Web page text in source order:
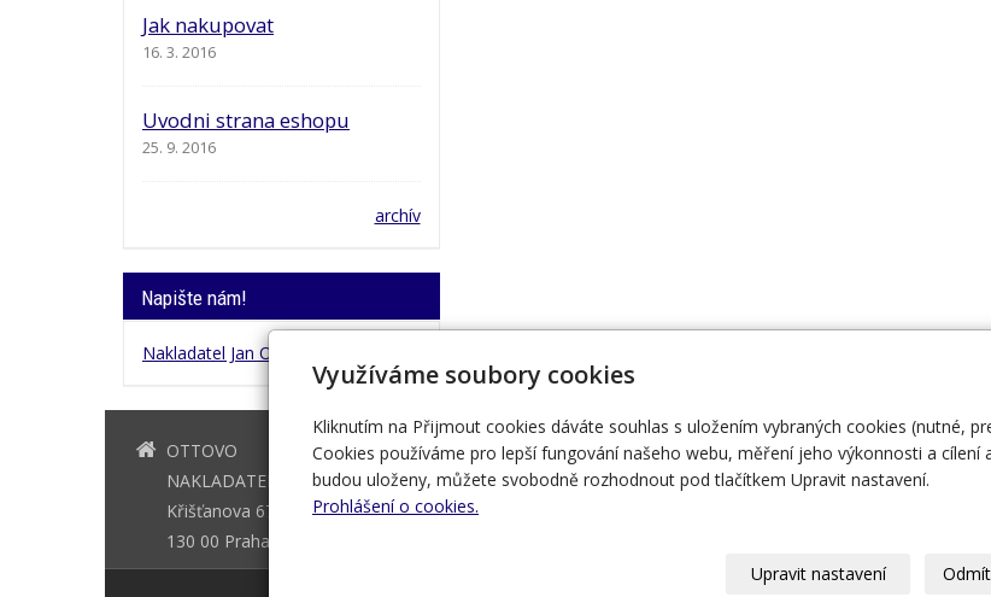
Jak nakupovat
16. 3. 2016
Uvodni strana eshopu
25. 9. 2016
archív
Napište nám!
Nakladatel Jan Otto
OTTOVO
NAKLADATELSTVÍ
Křišťanova 675/3
130 00 Praha
+420 221 474 111 Naše knihy
Využíváme soubory cookies
Kliknutím na Přijmout cookies dáváte souhlas s uložením vybraných cookies (nutné,
Cookies používáme pro lepší fungování našeho webu, měření jeho výkonnosti a cílení
budou uloženy, můžete svobodně rozhodnout pod tlačítkem Upravit nastavení.
Prohlášení o cookies.
Upravit nastavení